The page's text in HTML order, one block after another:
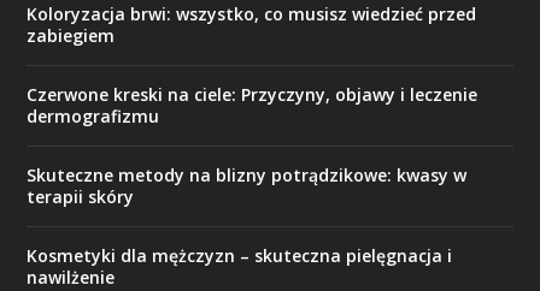
Koloryzacja brwi: wszystko, co musisz wiedzieć przed
zabiegiem
Czerwone kreski na ciele: Przyczyny, objawy i leczenie
dermografizmu
Skuteczne metody na blizny potrądzikowe: kwasy w
terapii skóry
Kosmetyki dla mężczyzn – skuteczna pielęgnacja i
nawilżenie